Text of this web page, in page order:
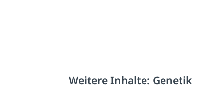
Weitere Inhalte: Genetik